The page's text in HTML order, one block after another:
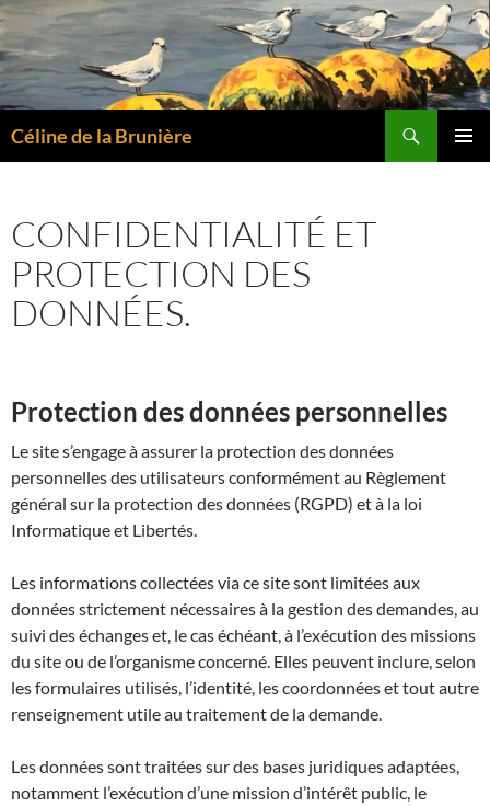
Aller
au
contenu
Céline de la Brunière
CONFIDENTIALITÉ ET
PROTECTION DES
DONNÉES.
Protection des données personnelles
Le site s’engage à assurer la protection des données
personnelles des utilisateurs conformément au Règlement
général sur la protection des données (RGPD) et à la loi
Informatique et Libertés.
Les informations collectées via ce site sont limitées aux
données strictement nécessaires à la gestion des demandes, au
suivi des échanges et, le cas échéant, à l’exécution des missions
du site ou de l’organisme concerné. Elles peuvent inclure, selon
les formulaires utilisés, l’identité, les coordonnées et tout autre
renseignement utile au traitement de la demande.
Les données sont traitées sur des bases juridiques adaptées,
notamment l’exécution d’une mission d’intérêt public, le